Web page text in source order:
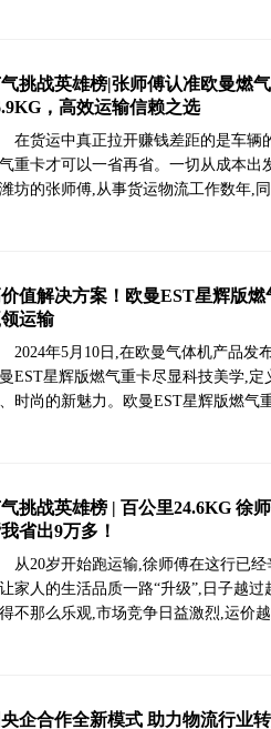
挑战英雄榜|张师傅认准欧曼燃
，高效运输信赖之选
在货运中真正拉开赚钱差距的是车辆
重卡才可以一省再省。一切从成本出
坊的张师傅,从事货运物流工作数年,
值解决方案！欧曼EST星辉版
运输
2024年5月10日,在欧曼气体机产品发
EST星辉版燃气重卡尽显科技美学,
时尚的新魅力。欧曼EST星辉版燃
挑战英雄榜 | 百公里24.6KG 徐
省出9万多！
从20岁开始跑运输,徐师傅在这行已
家人的生活品质一路“升级”,日子越
不那么乐观,市场竞争日益激烈,运价
央企合作全新模式 助力物流行业